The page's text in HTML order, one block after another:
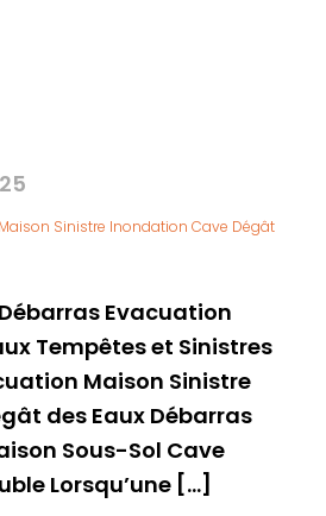
Sinistre Inondation Cave Dégât
Evacuation
Tempêtes et Sinistres
Maison Sinistre
des Eaux Débarras
Sous-Sol Cave
Lorsqu’une […]